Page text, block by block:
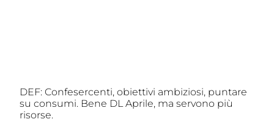
DEF: Confesercenti, obiettivi ambiziosi, puntare
su consumi. Bene DL Aprile, ma servono più
risorse.